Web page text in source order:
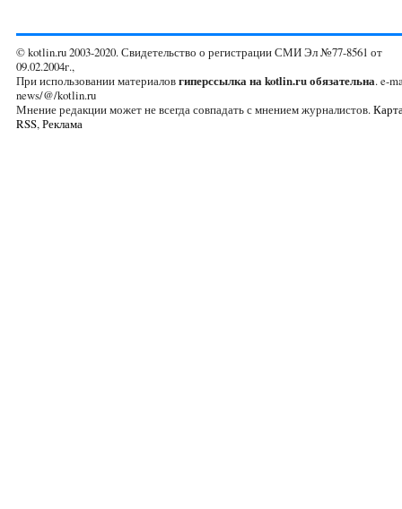
© kotlin.ru 2003-2020. Свидетельство о регистрации СМИ Эл №77-8561 от
09.02.2004г.,
При использовании материаловгиперссылка на kotlin.ru обязательна. e-
news/@/kotlin.ru
Мнение редакции может не всегда совпадать с мнением журналистов.
RSS,Реклама